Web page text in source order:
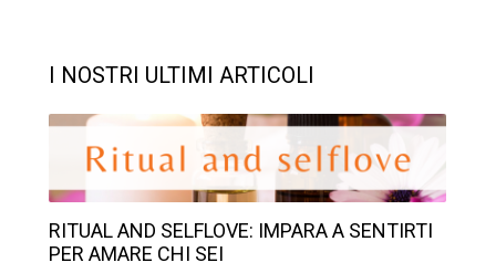
I NOSTRI ULTIMI ARTICOLI
RITUAL AND SELFLOVE: IMPARA A SENTIRTI
PER AMARE CHI SEI